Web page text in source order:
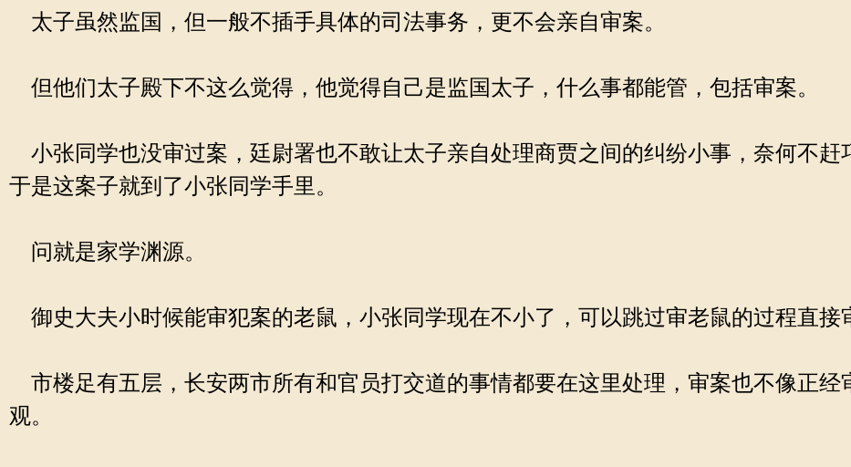
太子虽然监国，但一般不插手具体的司法事务，更不会亲自审案。
但他们太子殿下不这么觉得，他觉得自己是监国太子，什么事都能管，包括审案。
小张同学也没审过案，廷尉署也不敢让太子亲自处理商贾之间的纠纷小事，奈何不赶
于是这案子就到了小张同学手里。
问就是家学渊源。
御史大夫小时候能审犯案的老鼠，小张同学现在不小了，可以跳过审老鼠的过程直接
市楼足有五层，长安两市所有和官员打交道的事情都要在这里处理，审案也不像正经
观。